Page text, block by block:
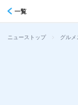
一覧
ニューストップ > グルメ